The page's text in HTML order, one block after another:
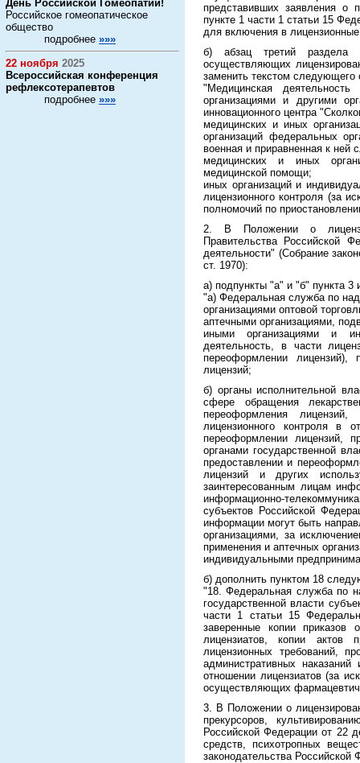
День Российской Гомеопатии!
Российское гомеопатическое
общество
подробнее »»»
22 ноября 2025
Всероссийская конференция
рефлексотерапевтов
подробнее »»»
представивших заявления о
пункте 1 части 1 статьи 15
для включения в
б) абзац третий раздела
осуществляющих
заменить текстом следующего
"Медицинская
организациями и другими
инновационного центра
медицинских и иных
организаций федеральных
военная и приравненная к ней
медицинских и иных
медицинской помощи;
иных организаций и
лицензионного контроля (за
полномочий по
2. В Положении о
Правительства Российской
деятельности" (Собрание
ст. 1970):
а) подпункты "а" и "б" пункта
"а) Федеральная служба по
организациями оптовой
аптечными организациями,
иными организациями и
деятельность, в части
переоформлении лицензий),
лицензий;
б) органы исполнительной
сфере обращения
переоформления лицензий,
лицензионного контроля в
переоформлении лицензий,
органами государственной
предоставлении и
лицензий и других
заинтересованным лицам
информационно-
субъектов Российской
информации могут быть
организациями, за
применения и аптечных
индивидуальными
б) дополнить пунктом 18
"18. Федеральная служба по
государственной власти
части 1 статьи 15
заверенные копии приказов
лицензиатов, копии актов
лицензионных требований,
административных
отношении лицензиатов (за
осуществляющих
3. В Положении о
прекурсоров,
Российской Федерации от 22
средств, психотропных
законодательства